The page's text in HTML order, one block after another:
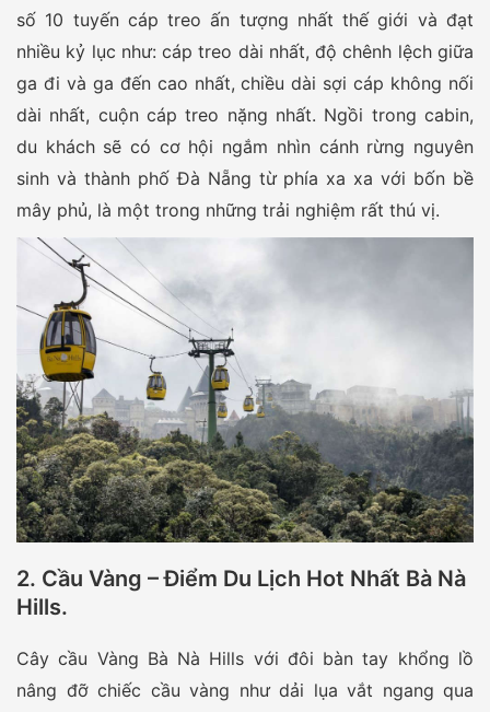
số 10 tuyến cáp treo ấn tượng nhất thế giới và đạt
nhiều kỷ lục như: cáp treo dài nhất, độ chênh lệch giữa
ga đi và ga đến cao nhất, chiều dài sợi cáp không nối
dài nhất, cuộn cáp treo nặng nhất. Ngồi trong cabin,
du khách sẽ có cơ hội ngắm nhìn cánh rừng nguyên
sinh và thành phố Đà Nẵng từ phía xa xa với bốn bề
mây phủ, là một trong những trải nghiệm rất thú vị.
2. Cầu Vàng – Điểm Du Lịch Hot Nhất Bà Nà
Hills.
Cây cầu Vàng Bà Nà Hills với đôi bàn tay khổng lồ
nâng đỡ chiếc cầu vàng như dải lụa vắt ngang qua